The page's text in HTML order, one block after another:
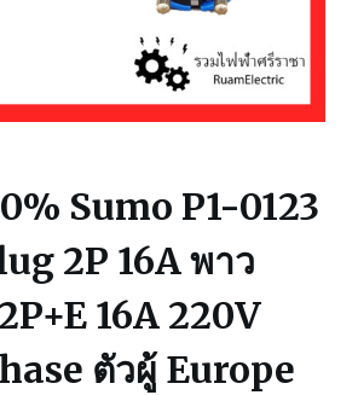
Sumo P1-0123
2P 16A พาว
16A 220V
ตัวผู้ Europe